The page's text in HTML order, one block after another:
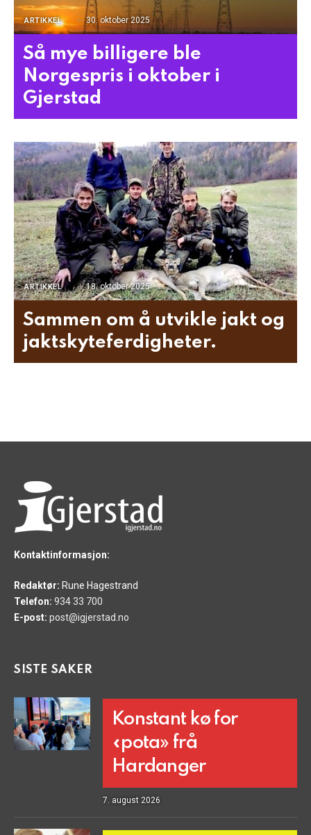
ARTIKKEL 30. oktober 2025
Så mye billigere ble
Norgespris i oktober i
Gjerstad
ARTIKKEL 18. oktober 2025
Sammen om å utvikle jakt og
jaktskyteferdigheter.
Kontaktinformasjon:
Redaktør: Rune Hagestrand
Telefon: 934 33 700
E-post: post@igjerstad.no
SISTE SAKER
Konstant kø for
«pota» frå
Hardanger
7. august 2026